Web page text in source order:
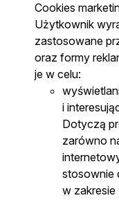
Cookies
Użytkownik
zastosowane
oraz formy
je w celu:
i
Dotyczą
zarówno
stosownie
w